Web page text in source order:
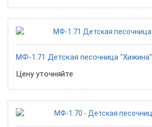
МФ-1.71 Детская песочница "Хижина"
Цену уточняйте